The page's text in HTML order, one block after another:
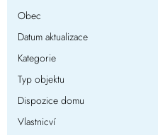
Obec
Datum aktualizace
Kategorie
Typ objektu
Dispozice domu
Vlastnicví